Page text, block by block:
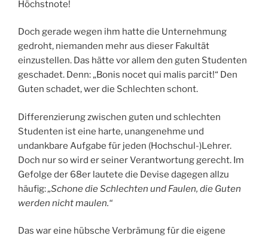
Höchstnote!
Doch gerade wegen ihm hatte die Unternehmung
gedroht, niemanden mehr aus dieser Fakultät
einzustellen. Das hätte vor allem den guten Studenten
geschadet. Denn: „Bonis nocet qui malis parcit!“ Den
Guten schadet, wer die Schlechten schont.
Differenzierung zwischen guten und schlechten
Studenten ist eine harte, unangenehme und
undankbare Aufgabe für jeden (Hochschul-)Lehrer.
Doch nur so wird er seiner Verantwortung gerecht. Im
Gefolge der 68er lautete die Devise dagegen allzu
häufig:„Schone die Schlechten und Faulen, die Guten
werden nicht maulen.“
Das war eine hübsche Verbrämung für die eigene